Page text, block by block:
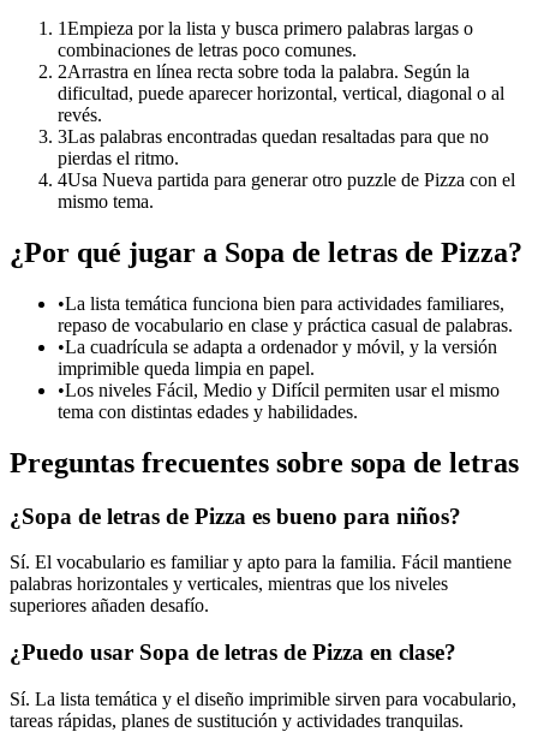
1Empieza por la lista y busca primero palabras largas o
combinaciones de letras poco comunes.
2Arrastra en línea recta sobre toda la palabra. Según la
dificultad, puede aparecer horizontal, vertical, diagonal o al
revés.
3Las palabras encontradas quedan resaltadas para que no
pierdas el ritmo.
4Usa Nueva partida para generar otro puzzle de Pizza con el
mismo tema.
¿Por qué jugar a Sopa de letras de Pizza?
•La lista temática funciona bien para actividades familiares,
repaso de vocabulario en clase y práctica casual de palabras.
•La cuadrícula se adapta a ordenador y móvil, y la versión
imprimible queda limpia en papel.
•Los niveles Fácil, Medio y Difícil permiten usar el mismo
tema con distintas edades y habilidades.
Preguntas frecuentes sobre sopa de letras
¿Sopa de letras de Pizza es bueno para niños?
Sí. El vocabulario es familiar y apto para la familia. Fácil mantiene
palabras horizontales y verticales, mientras que los niveles
superiores añaden desafío.
¿Puedo usar Sopa de letras de Pizza en clase?
Sí. La lista temática y el diseño imprimible sirven para vocabulario,
tareas rápidas, planes de sustitución y actividades tranquilas.